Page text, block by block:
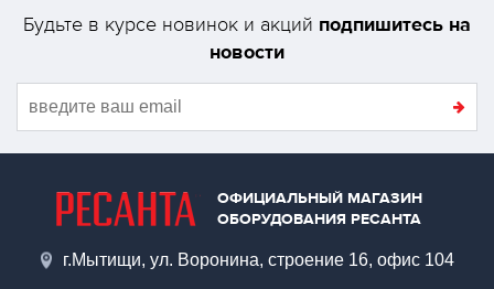
Будьте в курсе новинок и акций подпишитесь на
новости
ОФИЦИАЛЬНЫЙ МАГАЗИН
ОБОРУДОВАНИЯ РЕСАНТА
г.Мытищи, ул. Воронина, строение 16, офис 104